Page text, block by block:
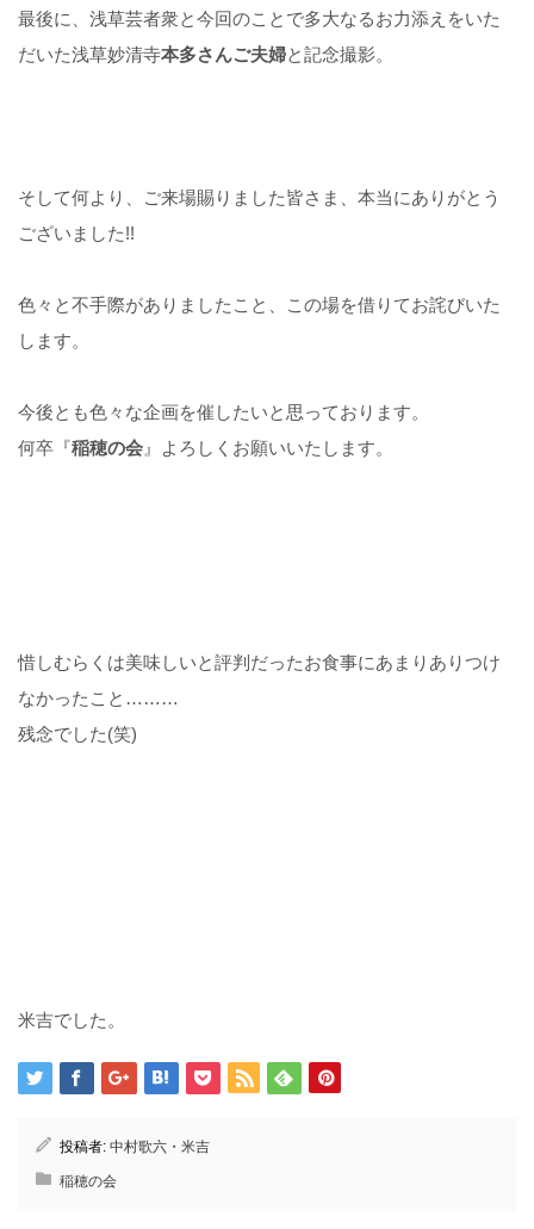
最後に、浅草芸者衆と今回のことで多大なるお力添えをいた
だいた浅草妙清寺本多さんご夫婦と記念撮影。
そして何より、ご来場賜りました皆さま、本当にありがとう
ございました!!
色々と不手際がありましたこと、この場を借りてお詫びいた
します。
今後とも色々な企画を催したいと思っております。
何卒『稲穂の会 』よろしくお願いいたします。
惜しむらくは美味しいと評判だったお食事にあまりありつけ
なかったこと………
残念でした(笑)
米吉でした。
投稿者: 中村歌六・米吉
稲穂の会